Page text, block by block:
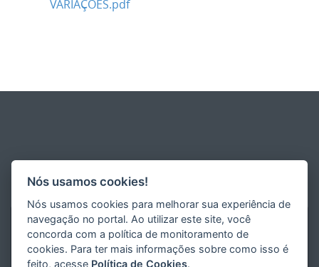
VARIAÇÕES.pdf
Nós usamos cookies!
Nós usamos cookies para melhorar sua experiência de
navegação no portal. Ao utilizar este site, você
concorda com a política de monitoramento de
cookies. Para ter mais informações sobre como isso é
feito, acesse Política de Cookies.